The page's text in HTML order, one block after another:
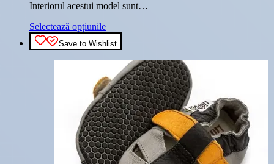
Interiorul acestui model sunt…
Selectează opțiunileAcest
produs
are
mai
multe
variații.
Opțiunile
pot
fi
alese
în
pagina
produsului.
Save to Wishlist